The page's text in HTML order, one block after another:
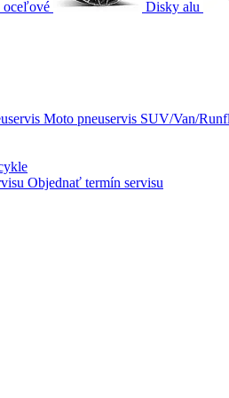
oceľové Disky alu
Moto pneuservis SUV/Van/
Objednať termín servisu